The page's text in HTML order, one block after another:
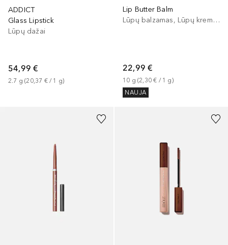
ADDICT
Glass Lipstick
Lūpų dažai
54,99 €
2.7 g (20,37 € / 1 g)
Lip Butter Balm
Lūpų balzamas, Lūpų kremas
22,99 €
10 g (2,30 € / 1 g)
NAUJA